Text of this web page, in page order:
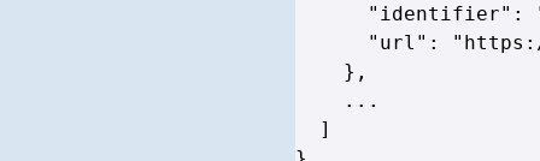
"identifier" :
"url" :
} ,
    ...
]